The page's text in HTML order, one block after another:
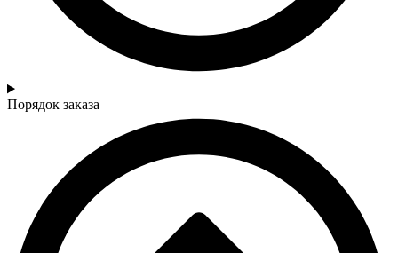
Порядок заказа